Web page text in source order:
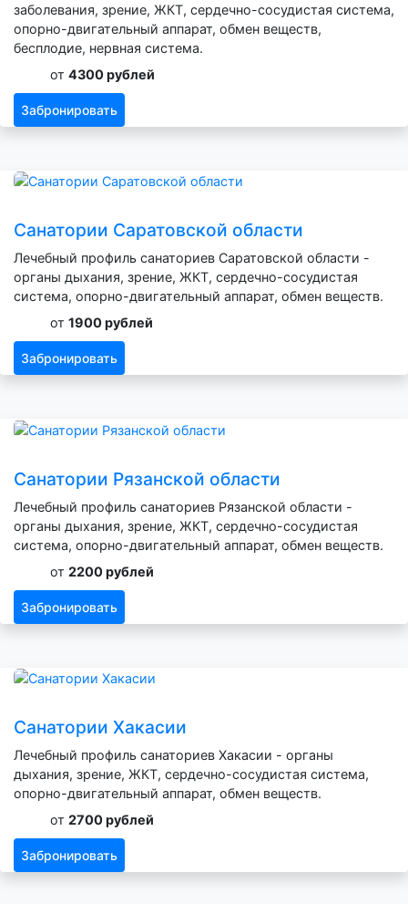
заболевания, зрение, ЖКТ, сердечно-сосудистая система,
опорно-двигательный аппарат, обмен веществ,
бесплодие, нервная система.
от 4300 рублей
Забронировать
Санатории Саратовской области
Лечебный профиль санаториев Саратовской области -
органы дыхания, зрение, ЖКТ, сердечно-сосудистая
система, опорно-двигательный аппарат, обмен веществ.
от 1900 рублей
Забронировать
Санатории Рязанской области
Лечебный профиль санаториев Рязанской области -
органы дыхания, зрение, ЖКТ, сердечно-сосудистая
система, опорно-двигательный аппарат, обмен веществ.
от 2200 рублей
Забронировать
Санатории Хакасии
Лечебный профиль санаториев Хакасии - органы
дыхания, зрение, ЖКТ, сердечно-сосудистая система,
опорно-двигательный аппарат, обмен веществ.
от 2700 рублей
Забронировать